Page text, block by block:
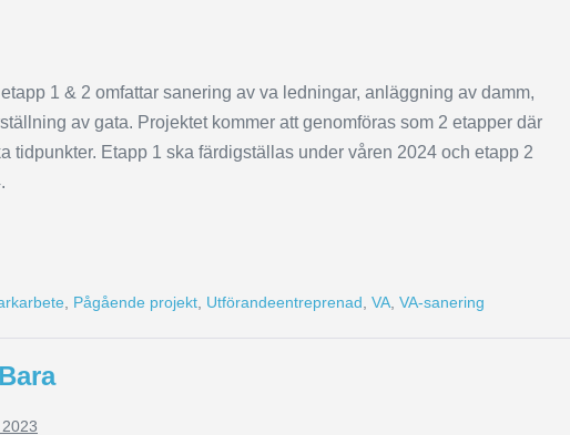
1 & 2 omfattar sanering av va ledningar, anläggning av damm,
av gata. Projektet kommer att genomföras som 2 etapper där
tidpunkter. Etapp 1 ska färdigställas under våren 2024 och etapp 2
Pågående projekt Utförandeentreprenad VA VA-sanering